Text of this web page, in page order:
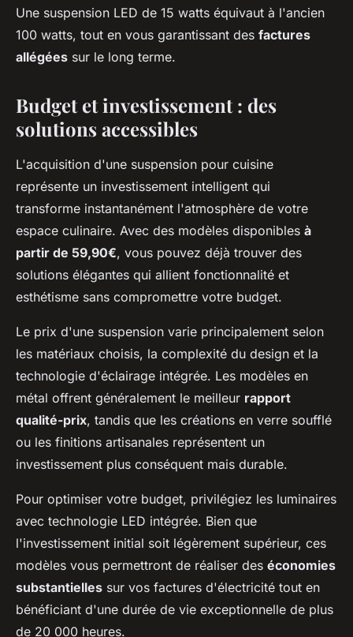
Une suspension LED de 15 watts équivaut à l'ancien
100 watts, tout en vous garantissant des factures
allégées sur le long terme.
Budget et investissement : des
solutions accessibles
L'acquisition d'une suspension pour cuisine
représente un investissement intelligent qui
transforme instantanément l'atmosphère de votre
espace culinaire. Avec des modèles disponibles à
partir de 59,90€, vous pouvez déjà trouver des
solutions élégantes qui allient fonctionnalité et
esthétisme sans compromettre votre budget.
Le prix d'une suspension varie principalement selon
les matériaux choisis, la complexité du design et la
technologie d'éclairage intégrée. Les modèles en
métal offrent généralement le meilleur rapport
qualité-prix, tandis que les créations en verre soufflé
ou les finitions artisanales représentent un
investissement plus conséquent mais durable.
Pour optimiser votre budget, privilégiez les luminaires
avec technologie LED intégrée. Bien que
l'investissement initial soit légèrement supérieur, ces
modèles vous permettront de réaliser des économies
substantielles sur vos factures d'électricité tout en
bénéficiant d'une durée de vie exceptionnelle de plus
de 20 000 heures.